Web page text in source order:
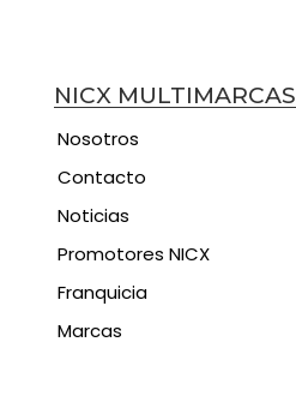
NICX MULTIMARCAS
Nosotros
Contacto
Noticias
Promotores NICX
Franquicia
Marcas